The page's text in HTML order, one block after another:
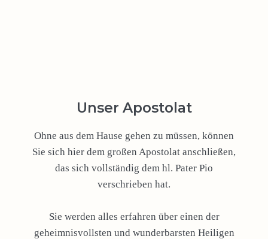
Unser Apostolat
Ohne aus dem Hause gehen zu müssen, können
Sie sich hier dem großen Apostolat anschließen,
das sich vollständig dem hl. Pater Pio
verschrieben hat.
Sie werden alles erfahren über einen der
geheimnisvollsten und wunderbarsten Heiligen